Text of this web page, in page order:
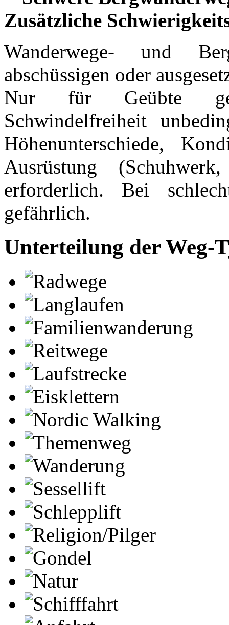
Zusätzliche
Wanderwege- und
abschüssigen oder
Nur für Geübte
Schwindelfreiheit
Höhenunterschiede,
Ausrüstung
erforderlich. Bei
gefährlich.
Unterteilung der Weg-
Radwege
Langlaufen
Familienwanderung
Reitwege
Laufstrecke
Eisklettern
Nordic Walking
Themenweg
Wanderung
Sessellift
Schlepplift
Religion/Pilger
Gondel
Natur
Schifffahrt